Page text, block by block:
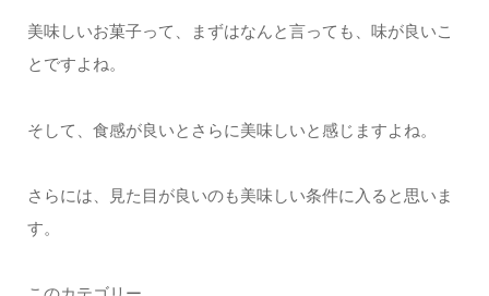
美味しいお菓子って、まずはなんと言っても、味が良いこ
とですよね。
そして、食感が良いとさらに美味しいと感じますよね。
さらには、見た目が良いのも美味しい条件に入ると思いま
す。